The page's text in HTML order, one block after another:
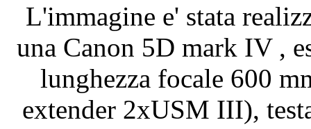
L'immagine e' stata
una Canon 5D mark IV ,
lunghezza focale 600
extender 2xUSM III),